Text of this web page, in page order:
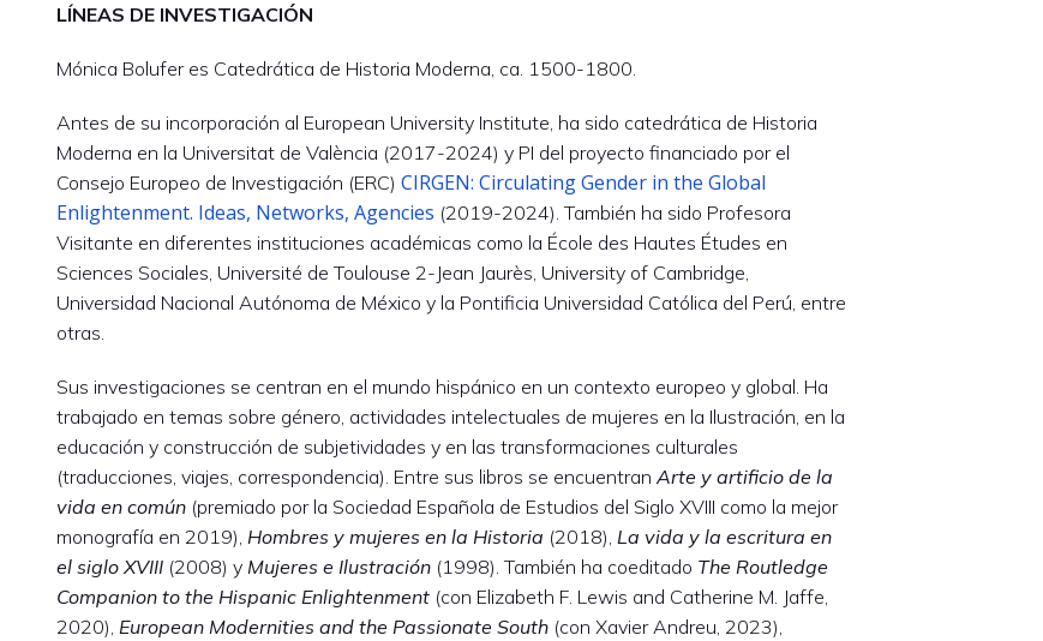
LÍNEAS DE INVESTIGACIÓN
Mónica Bolufer es Catedrática de Historia Moderna, ca. 1500-1800.
Antes de su incorporación al European University Institute, ha sido catedrática de Historia
Moderna en la Universitat de València (2017-2024) y PI del proyecto financiado por el
Consejo Europeo de Investigación (ERC)CIRGEN: Circulating Gender in the Global
Enlightenment. Ideas, Networks, Agencies (2019-2024). También ha sido Profesora
Visitante en diferentes instituciones académicas como la École des Hautes Études en
Sciences Sociales, Université de Toulouse 2-Jean Jaurès, University of Cambridge,
Universidad Nacional Autónoma de México y la Pontificia Universidad Católica del Perú, entre
otras.
Sus investigaciones se centran en el mundo hispánico en un contexto europeo y global. Ha
trabajado en temas sobre género, actividades intelectuales de mujeres en la Ilustración, en la
educación y construcción de subjetividades y en las transformaciones culturales
(traducciones, viajes, correspondencia). Entre sus libros se encuentranArte y artificio de la
vida en común (premiado por la Sociedad Española de Estudios del Siglo XVIII como la mejor
monografía en 2019), Hombres y mujeres en la Historia (2018), La vida y la escritura en
el siglo XVIII (2008) y Mujeres e Ilustración (1998). También ha coeditado The Routledge
Companion to the Hispanic Enlightenment (con Elizabeth F. Lewis and Catherine M. Jaffe,
2020), European Modernities and the Passionate South (con Xavier Andreu, 2023),